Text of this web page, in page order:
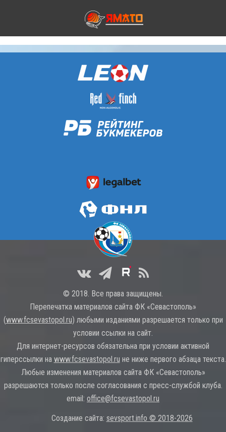
© 2018. Все права защищены.
Перепечатка материалов сайта ФК «Севастополь»
(www.fcsevastopol.ru) любыми изданиями разрешается только при
условии ссылки на сайт.
Для интернет-ресурсов обязательна при условии активной
гиперссылки на www.fcsevastopol.ru не ниже первого абзаца текста.
Любые изменения материалов сайта ФК «Севастополь»
разрешаются только после согласования с пресс-службой клуба.
email: office@fcsevastopol.ru
Создание сайта: sevsport.info © 2018-2026